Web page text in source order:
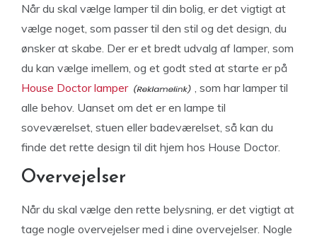
Når du skal vælge lamper til din bolig, er det vigtigt at
vælge noget, som passer til den stil og det design, du
ønsker at skabe. Der er et bredt udvalg af lamper, som
du kan vælge imellem, og et godt sted at starte er på
House Doctor lamper
, som har lamper til
alle behov. Uanset om det er en lampe til
soveværelset, stuen eller badeværelset, så kan du
finde det rette design til dit hjem hos House Doctor.
Overvejelser
Når du skal vælge den rette belysning, er det vigtigt at
tage nogle overvejelser med i dine overvejelser. Nogle